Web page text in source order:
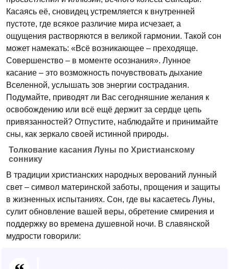
Касаясь её, сновидец устремляется к внутренней
пустоте, где всякое различие мира исчезает, а
ощущения растворяются в великой гармонии. Такой сон
может намекать: «Всё возникающее – преходяще.
Совершенство – в моменте осознания». Лунное
касание – это возможность почувствовать дыхание
Вселенной, услышать зов энергии сострадания.
Подумайте, приводят ли Вас сегодняшние желания к
освобождению или всё ещё держит за сердце цепь
привязанностей? Отпустите, наблюдайте и принимайте
сны, как зеркало своей истинной природы.
Толкование касания Луны по Христианскому
соннику
В традиции христианских народных верований лунный
свет – символ материнской заботы, прощения и защиты
в жизненных испытаниях. Сон, где вы касаетесь Луны,
сулит обновление вашей веры, обретение смирения и
поддержку во времена душевной ночи. В славянской
мудрости говорили: